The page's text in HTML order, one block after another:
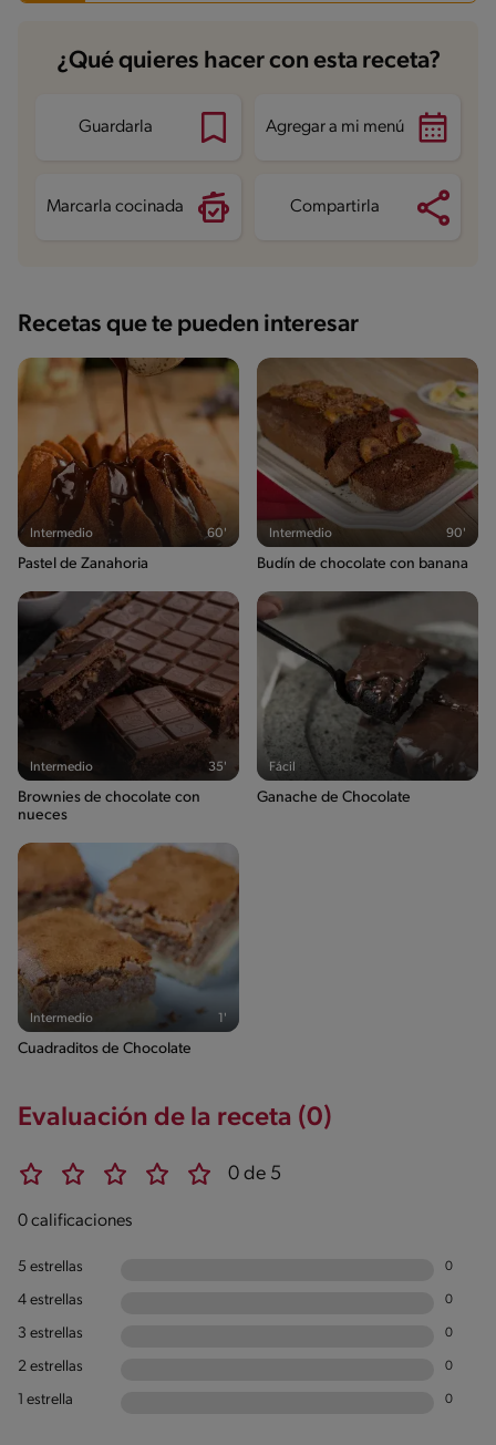
Carbohidratos
36 g
Energía 383.8 kcal
Proteína
Grasas saturadas 6.4 g
¿Qué quieres hacer con esta receta?
Guardarla Agregar a mi menú
Marcarla cocinada Compartirla
Recetas que te pueden interesar
Intermedio 60'
Pastel de Zanahoria
Intermedio 90'
Budín de chocolate con banana
Intermedio 35'
Brownies de chocolate con
nueces
Fácil
Ganache de Chocolate
Intermedio 1'
Cuadraditos de Chocolate
Evaluación de la receta (0)
0 de 5
0 calificaciones
5 estrellas 0
4 estrellas 0
3 estrellas 0
2 estrellas 0
1 estrella 0